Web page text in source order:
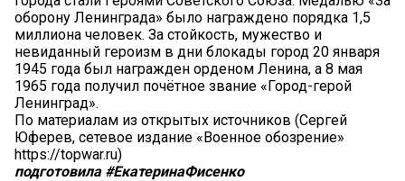
оборону Ленинграда» было награждено порядка 1,5
миллиона человек. За стойкость, мужество и
невиданный героизм в дни блокады город 20 января
1945 года был награжден орденом Ленина, а 8 мая
1965 года получил почётное звание «Город-герой
Ленинград».
По материалам из открытых источников (Сергей
Юферев, сетевое издание «Военное обозрение»
https://topwar.ru)
подготовила #ЕкатеринаФисенко